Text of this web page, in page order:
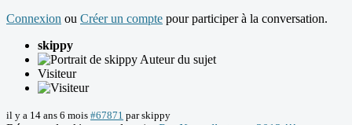
Connexion ou Créer un compte pour participer à la conversation.
skippy
Auteur du sujet
Visiteur
il y a 14 ans 6 mois #67871 parskippy